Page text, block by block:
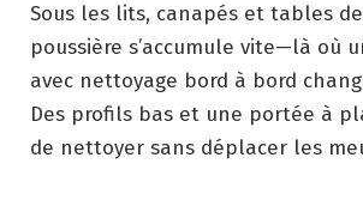
Sous les lits, canapés et tables
poussière s’accumule vite—là où
avec nettoyage bord à bord
Des profils bas et une portée à
de nettoyer sans déplacer les